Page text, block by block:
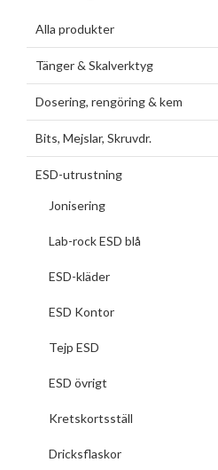
Alla produkter
Tänger & Skalverktyg
Dosering, rengöring & kem
Bits, Mejslar, Skruvdr.
ESD-utrustning
Jonisering
Lab-rock ESD blå
ESD-kläder
ESD Kontor
Tejp ESD
ESD övrigt
Kretskortsställ
Dricksflaskor